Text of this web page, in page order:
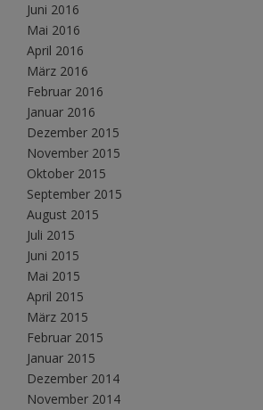
Juni 2016
Mai 2016
April 2016
März 2016
Februar 2016
Januar 2016
Dezember 2015
November 2015
Oktober 2015
September 2015
August 2015
Juli 2015
Juni 2015
Mai 2015
April 2015
März 2015
Februar 2015
Januar 2015
Dezember 2014
November 2014